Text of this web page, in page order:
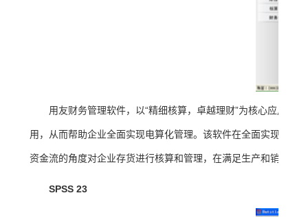
用友财务管理软件，以“精细核算，卓越理财”为核心应用理
用，从而帮助企业全面实现电算化管理。该软件在全面实现财务
资金流的角度对企业存货进行核算和管理，在满足生产和销售的
SPSS 23